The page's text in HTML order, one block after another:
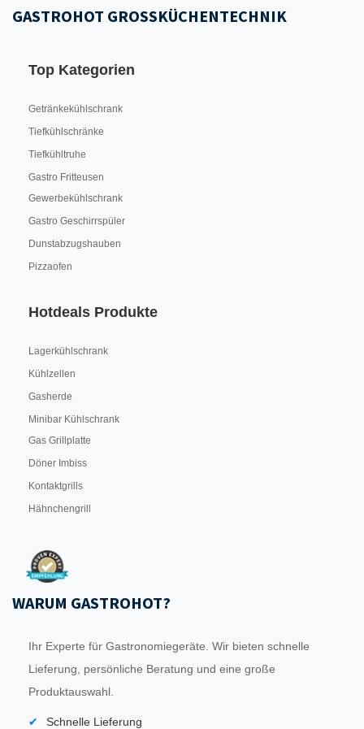
GASTROHOT GROSSKÜCHENTECHNIK
Top Kategorien
Getränkekühlschrank
Tiefkühlschränke
Tiefkühltruhe
Gastro Fritteusen
Gewerbekühlschrank
Gastro Geschirrspüler
Dunstabzugshauben
Pizzaofen
Hotdeals Produkte
Lagerkühlschrank
Kühlzellen
Gasherde
Minibar Kühlschrank
Gas Grillplatte
Döner Imbiss
Kontaktgrills
Hähnchengrill
WARUM GASTROHOT?
Ihr Experte für Gastronomiegeräte. Wir bieten schnelle
Lieferung, persönliche Beratung und eine große
Produktauswahl.
Schnelle Lieferung